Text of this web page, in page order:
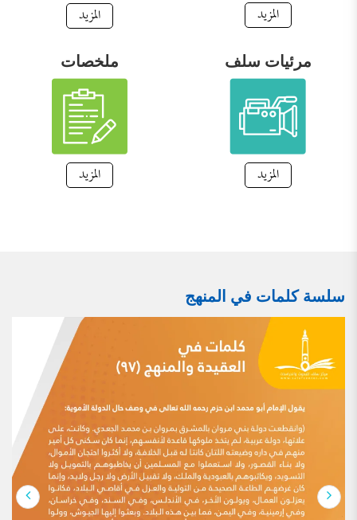
المزيد المزيد
مرئيات سلف
المزيد
ملخصات
المزيد
سلسة كلمات في المنهج